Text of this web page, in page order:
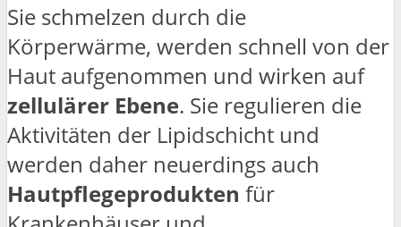
Sie schmelzen durch die
Körperwärme, werden schnell von der
Haut aufgenommen und wirken auf
zellulärer Ebene. Sie regulieren die
Aktivitäten der Lipidschicht und
werden daher neuerdings auch
Hautpflegeprodukten für